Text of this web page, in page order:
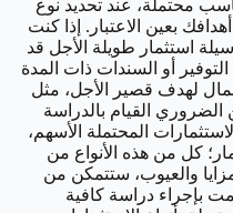
محتملة، عند تحديد نوع
بعين الاعتبار. إذا كنت
استثمار طويلة الأجل قد
أو السندات ذات المدة
لهدف قصير الأجل، مثل
القيام بالدراسة
المحتملة الأسهم،
كل من هذه الأنواع من
والعيوب، ستتمكن من
بإجراء دراسة كافية